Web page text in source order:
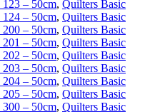
– 50cm, Quilters Basic
– 50cm, Quilters Basic
– 50cm, Quilters Basic
– 50cm, Quilters Basic
– 50cm, Quilters Basic
– 50cm, Quilters Basic
– 50cm, Quilters Basic
– 50cm, Quilters Basic
– 50cm, Quilters Basic